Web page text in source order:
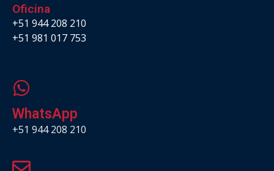
Oficina
+51 944 208 210
+51 981 017 753
WhatsApp
+51 944 208 210